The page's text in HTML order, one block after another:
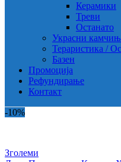
Керамики
Треви
Останато
Украсни
Тераристика /
Базен
Промоција
Рефундирање
Контакт
-10%
Зголеми